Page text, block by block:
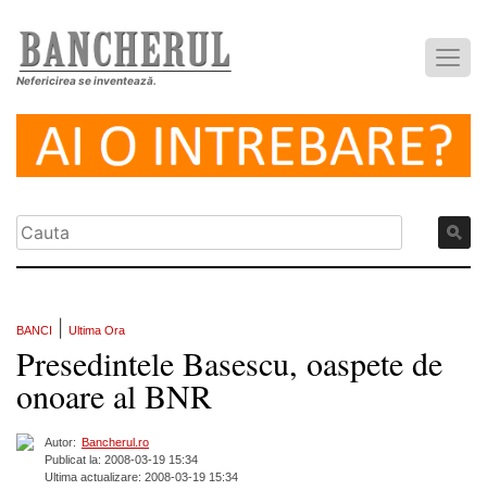
Nefericirea se inventează.
BANCI Ultima Ora
Presedintele Basescu, oaspete de
onoare al BNR
Autor: Bancherul.ro
Publicat la: 2008-03-19 15:34
Ultima actualizare: 2008-03-19 15:34